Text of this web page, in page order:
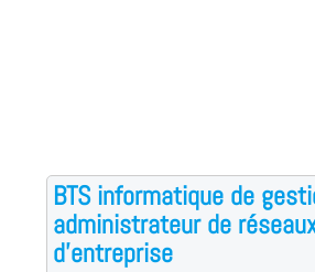
BTS informatique de
administrateur de
d'entreprise